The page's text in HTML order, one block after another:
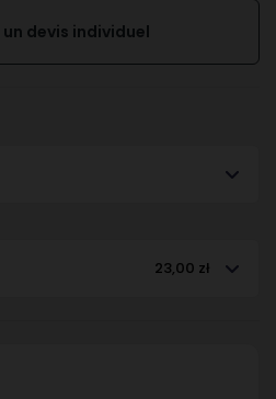
devis individuel
23,00 zł